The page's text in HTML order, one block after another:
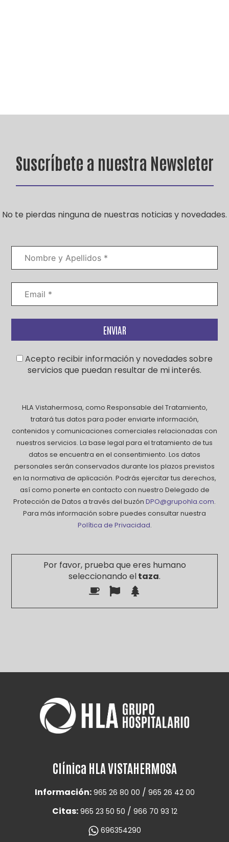
Suscríbete a nuestra Newsleter
No te pierdas ninguna de nuestras noticias y novedades.
Acepto recibir información y novedades sobre
servicios que puedan resultar de mi interés.
HLA Vistahermosa, como Responsable del Tratamiento,
tratará tus datos para poder enviarte información,
contenidos y comunicaciones comerciales relacionadas con
nuestros servicios. La base legal para el tratamiento de tus
datos se encuentra en el consentimiento. Los datos
personales serán conservados durante los plazos previstos
en la normativa de aplicación. Podrás ejercitar tus derechos,
así como ponerte en contacto con nuestro Delegado de
Protección de Datos a través del buzón DPO@grupohla.com.
Para más información sobre puedes consultar nuestra
Política de Privacidad.
Por favor, prueba que eres humano
seleccionando eltaza.
Clínica HLA VISTAHERMOSA
Información: 965 26 80 00 / 965 26 42 00
Citas: 965 23 50 50 / 966 70 93 12
696354290